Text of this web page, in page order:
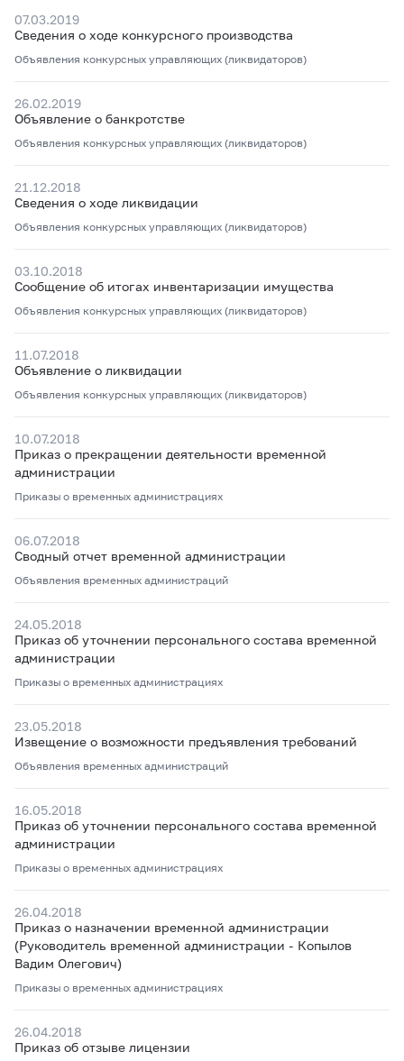
07.03.2019
Сведения о ходе конкурсного производства
Объявления конкурсных управляющих (ликвидаторов)
26.02.2019
Объявление о банкротстве
Объявления конкурсных управляющих (ликвидаторов)
21.12.2018
Сведения о ходе ликвидации
Объявления конкурсных управляющих (ликвидаторов)
03.10.2018
Сообщение об итогах инвентаризации имущества
Объявления конкурсных управляющих (ликвидаторов)
11.07.2018
Объявление о ликвидации
Объявления конкурсных управляющих (ликвидаторов)
10.07.2018
Приказ о прекращении деятельности временной
администрации
Приказы о временных администрациях
06.07.2018
Сводный отчет временной администрации
Объявления временных администраций
24.05.2018
Приказ об уточнении персонального состава временной
администрации
Приказы о временных администрациях
23.05.2018
Извещение о возможности предъявления требований
Объявления временных администраций
16.05.2018
Приказ об уточнении персонального состава временной
администрации
Приказы о временных администрациях
26.04.2018
Приказ о назначении временной администрации
(Руководитель временной администрации - Копылов
Вадим Олегович)
Приказы о временных администрациях
26.04.2018
Приказ об отзыве лицензии